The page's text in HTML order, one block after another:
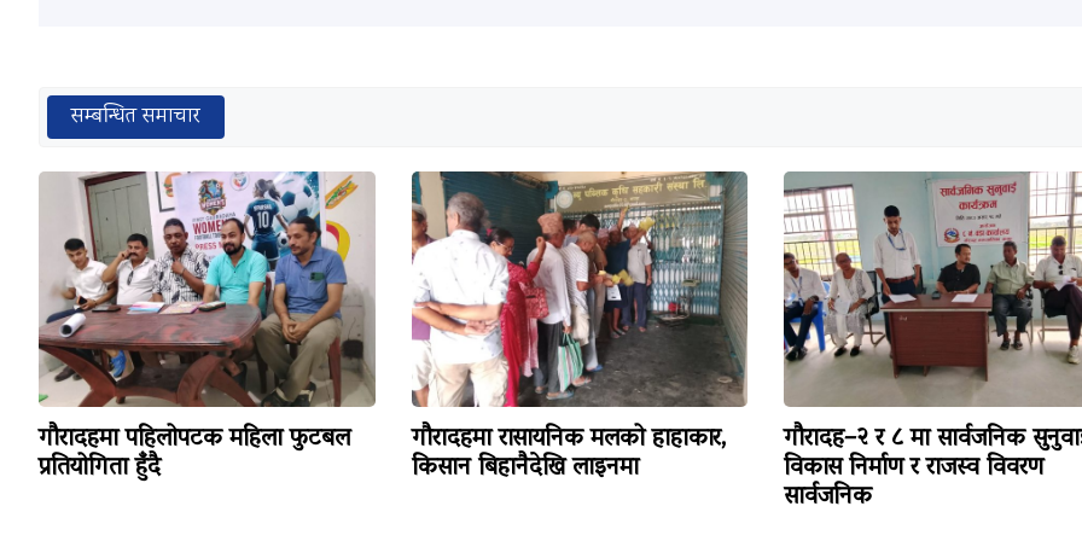
सम्बन्धित समाचार
गौरादहमा पहिलोपटक महिला फुटबल
प्रतियोगिता हुँदै
गौरादहमा रासायनिक मलको हाहाकार,
किसान बिहानैदेखि लाइनमा
गौरादह–२ र ८ मा सार्वजनिक
विकास निर्माण र राजस्व विवरण
सार्वजनिक